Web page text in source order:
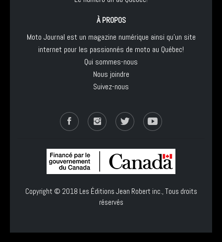
À PROPOS
Moto Journal est un magazine numérique ainsi qu'un site
internet pour les passionnés de moto au Québec!
Qui sommes-nous
Nous joindre
Suivez-nous
Copyright © 2018 Les Éditions Jean Robert inc., Tous droits
réservés